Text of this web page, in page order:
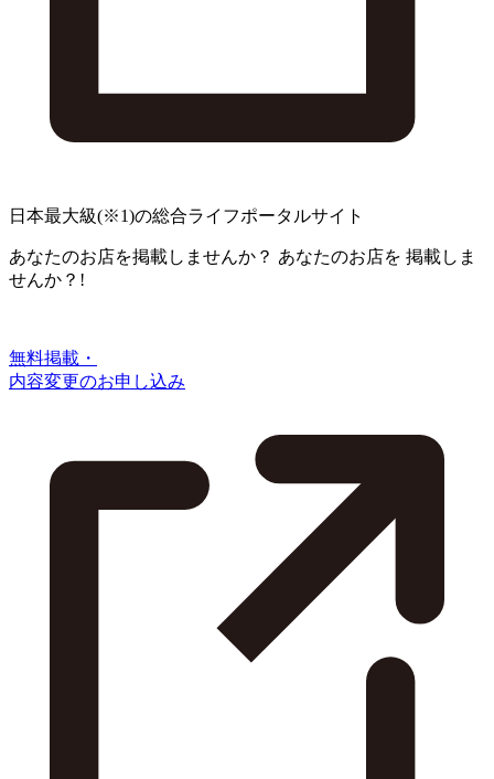
日本最大級(※1)の総合ライフポータルサイト
あなたのお店を掲載しませんか？ あなたのお店を 掲載しま
せんか？!
無料掲載・
内容変更のお申し込み